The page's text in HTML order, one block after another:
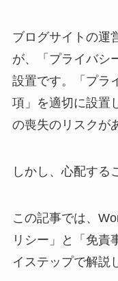
ブログサイトの運
が、「プライバシ
設置です。「プラ
項」を適切に設置
の喪失のリスクが
しかし、心配する
この記事では、
リシー」と「免責
イステップで解説